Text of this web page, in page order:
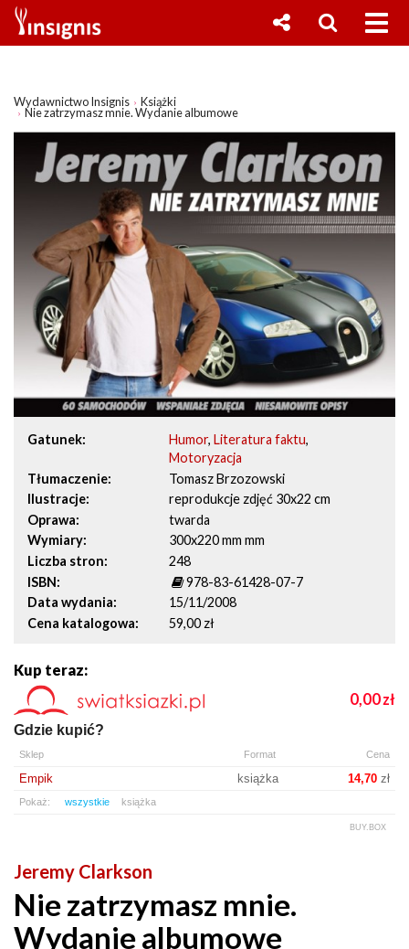
Wydawnictwo Insignis Książki
Nie zatrzymasz mnie. Wydanie albumowe
Gatunek Humor,Literatura faktu,
Motoryzacja
Tłumaczenie
Tomasz Brzozowski
Ilustracje
reprodukcje zdjęć 30x22 cm
Oprawa
twarda
Wymiary
300x220 mm mm
Liczba stron
248
ISBN
978-83-61428-07-7
Data wydania
15/11/2008
Cena katalogowa
59,00 zł
Kup teraz:
0,00zł
Gdzie kupić?
Sklep Format Cena
Empik książka 14,70zł
Pokaż: wszystkie książka
BUY.BOX
Jeremy Clarkson
Nie zatrzymasz mnie.
Wydanie albumowe